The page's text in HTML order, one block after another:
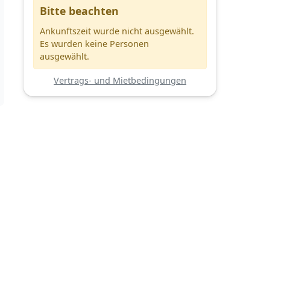
Bitte beachten
Ankunftszeit wurde nicht ausgewählt.
Es wurden keine Personen
ausgewählt.
Vertrags- und Mietbedingungen